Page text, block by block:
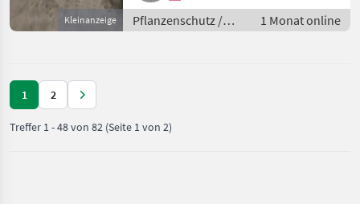
Kleinanzeige
Pflanzenschutz /
Feldspritzen
1 Monat online
1 2
Treffer 1-48von 82 (Seite 1 von 2)